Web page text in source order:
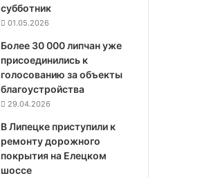
субботник
01.05.2026
Более 30 000 липчан уже
присоединились к
голосованию за объекты
благоустройства
29.04.2026
В Липецке приступили к
ремонту дорожного
покрытия на Елецком
шоссе